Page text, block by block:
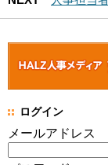
ログイン
メールアドレス